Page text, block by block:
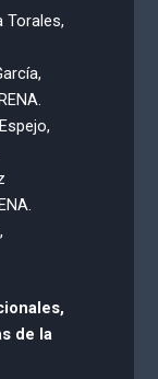
Torales,
de la